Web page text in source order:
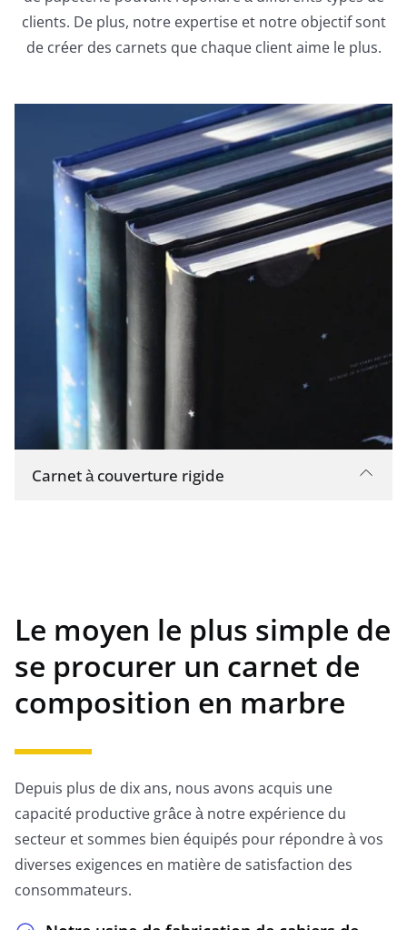
clients. De plus, notre expertise et notre objectif sont
de créer des carnets que chaque client aime le plus.
Carnet à couverture rigide
Caractéristiques supplémentaires, telles que
des poches pour ranger des documents ou un
marque-page en ruban.
Le moyen le plus simple de
se procurer un carnet de
composition en marbre
Depuis plus de dix ans, nous avons acquis une
capacité productive grâce à notre expérience du
secteur et sommes bien équipés pour répondre à vos
diverses exigences en matière de satisfaction des
consommateurs.